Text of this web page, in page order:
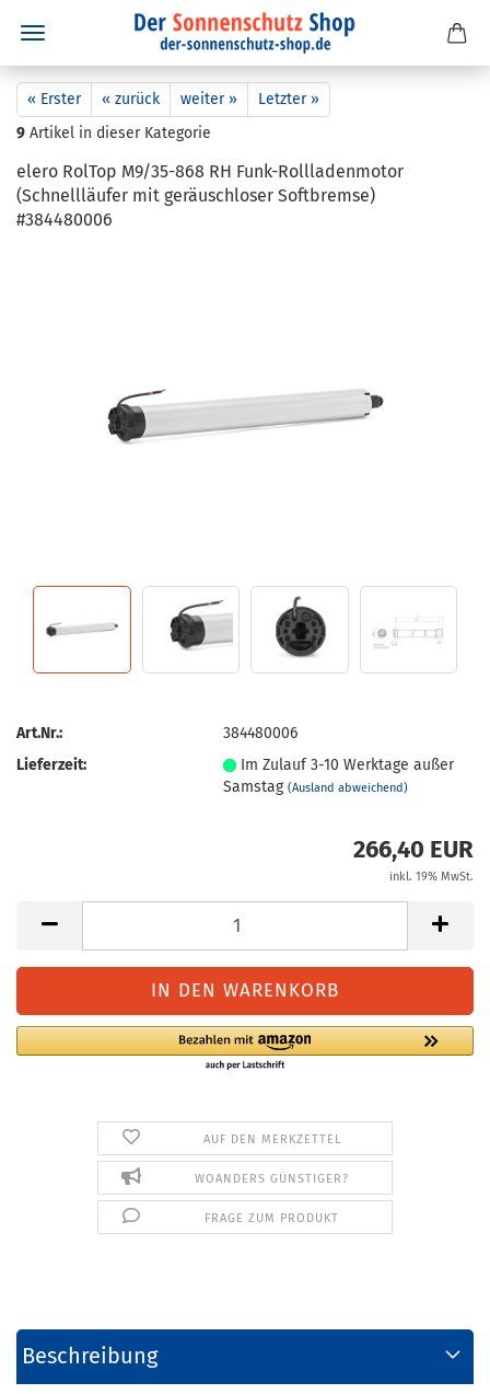
« Erster « zurück weiter »
Letzter »
9 Artikel in dieser Kategorie
elero Rol­Top M9/35-​868 RH Funk-​Rollladenmotor
(Schnell­läu­fer mit ge­räusch­lo­ser Soft­brem­se)
#384480006
Art.Nr.:
384480006
Lieferzeit:
Im Zulauf 3-10 Werktage außer
Samstag(Ausland abweichend)
266,40 EUR
inkl. 19% MwSt.
AUF DEN MERKZETTEL
WOANDERS GÜNSTIGER?
FRAGE ZUM PRODUKT
Beschreibung